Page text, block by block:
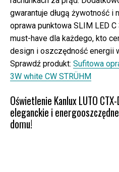
gwarantuje długą żywotność i
oprawa punktowa SLIM LED
must-have dla każdego, kto
design i oszczędność energii
Sprawdź produkt: Sufitowa
3W white CW STRÜHM
Oświetlenie Kanlux LUTO
eleganckie i
domu!